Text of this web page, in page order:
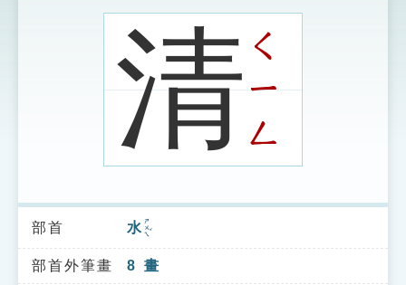
索引選單
知識索引
示
清 ㄑ
ㄧ
ㄥ
部首 水 ㄕㄨㄟˇ
部首外筆畫 8 畫